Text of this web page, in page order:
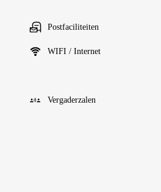
Postfaciliteiten
WIFI / Internet
Vergaderzalen